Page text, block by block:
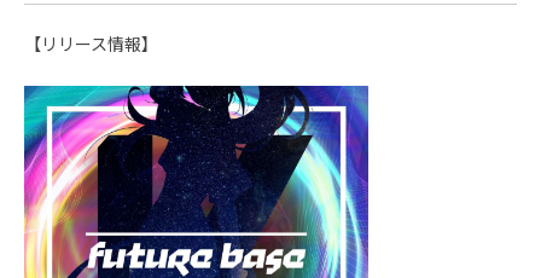
【リリース情報】